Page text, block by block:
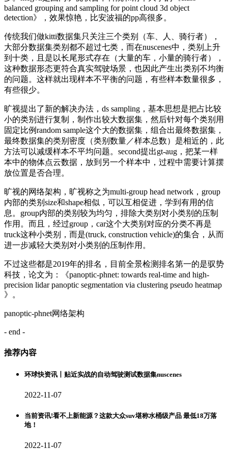
balanced grouping and sampling for point cloud 3d object
detection》，效果惊艳，比安波福的pp高很多。
传统我们做kitti数据集只关注三个类别（车、人、骑行者），
大部分数据集类别都不超过七类，而在nuscenes中，类别上升
到十类，且是以长尾形式存在（大量的车，小量的骑行者），
这种数据形态更符合真实驾驶场景，也因此产生出类别不均衡
的问题。这样就出现样本不平衡的问题，有些样本数量很多，
有些很少。
旷视提出了新的解决办法，ds sampling，基本思想是把占比较
小的类别进行复制，制作出较大数据集，然后针对每个类别用
固定比例random sample这个大的数据集，组合出最终数据集，
最终数据集的类别密度（类别数量／样本总数）是相近的，此
方法可以减缓样本不平均问题。second提出gt-aug，把某一样
本中的物体点云数据，放到另一个样本中，过程中需要计算摆
放位置是否合理。
旷视的网络架构，旷视称之为multi-group head network，group
内部的类别size和shape相似，可以互相促进，学到有用的信
息。group内部的类别较为均匀，排除大类别对小类别的压制
作用。而且，经过group，car这个大类别对应的分类不再是
truck这种小类别，而是(truck, construction vehicle)的集合，从而
进一步减轻大类别对小类别的压制作用。
不过这些都是2019年的排名，目前全景检测排名第一的是驭势
科技，论文为：《panoptic-phnet: towards real-time and high-
precision lidar panoptic segmentation via clustering pseudo heatmap
》。
panoptic-phnet网络架构
- end -
推荐内容
环球快资讯丨贴近实战的自动驾驶测试数据集nuscenes
2022-11-07
当前资讯!看不上新能源？这款大众suv堪称水桶级产品 最低18万落
地！
2022-11-07